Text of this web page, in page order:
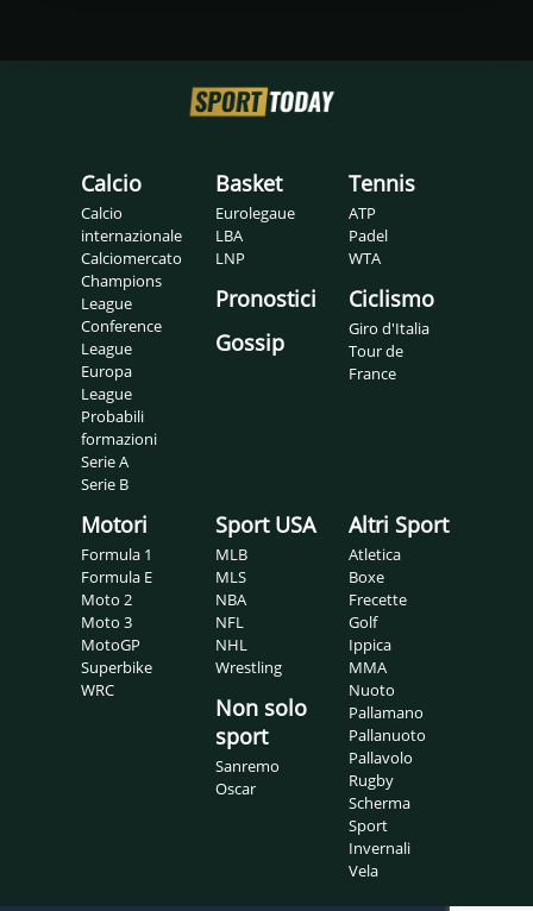
Calcio
Calcio
internazionale
Calciomercato
Champions
League
Conference
League
Europa
League
Probabili
formazioni
Serie A
Serie B
Basket
Eurolegaue
LBA
LNP
Pronostici
Gossip
Tennis
ATP
Padel
WTA
Ciclismo
Giro d'Italia
Tour de
France
Motori
Formula 1
Formula E
Moto 2
Moto 3
MotoGP
Superbike
WRC
Sport USA
MLB
MLS
NBA
NFL
NHL
Wrestling
Non solo
sport
Sanremo
Oscar
Altri Sport
Atletica
Boxe
Frecette
Golf
Ippica
MMA
Nuoto
Pallamano
Pallanuoto
Pallavolo
Rugby
Scherma
Sport
Invernali
Vela